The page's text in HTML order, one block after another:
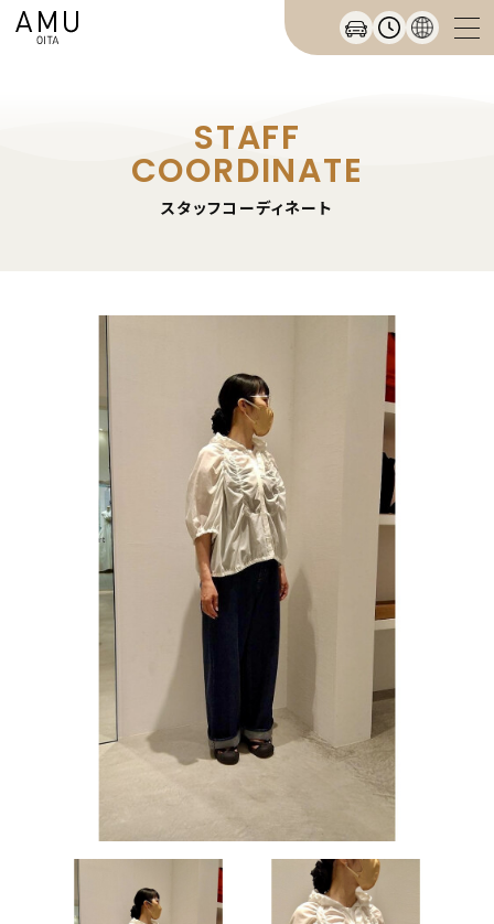
STAFF
COORDINATE
スタッフコーディネート